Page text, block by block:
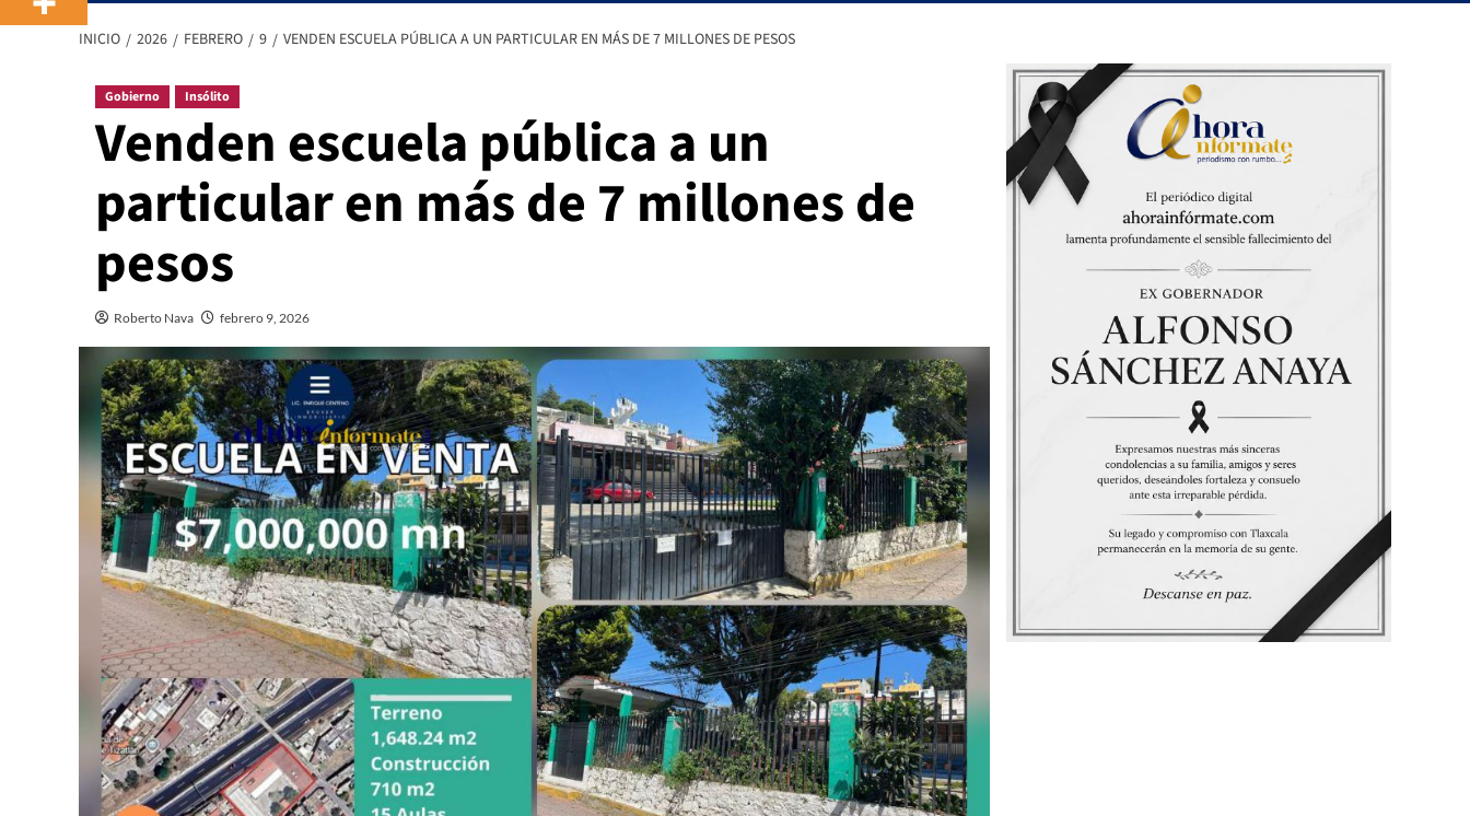
INICIO 2026 FEBRERO 9 VENDEN ESCUELA PÚBLICA A UN PARTICULAR EN MÁS DE 7 MILLONES DE PESOS
Gobierno Insólito
Venden escuela pública a un
particular en más de 7 millones de
pesos
Roberto Nava febrero 9, 2026